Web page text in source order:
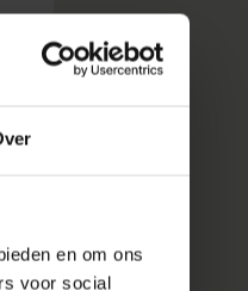
en om ons
voor social